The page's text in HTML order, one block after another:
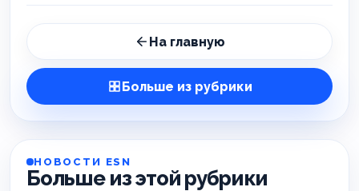
На главную
Больше из рубрики
НОВОСТИ ESN
Больше из этой рубрики